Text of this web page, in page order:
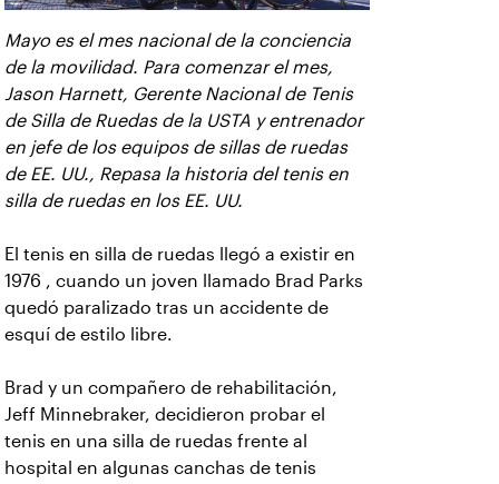
Mayo es el mes nacional de la conciencia
de la movilidad. Para comenzar el mes,
Jason Harnett, Gerente Nacional de Tenis
de Silla de Ruedas de la USTA y entrenador
en jefe de los equipos de sillas de ruedas
de EE. UU., Repasa la historia del tenis en
silla de ruedas en los EE. UU.
El tenis en silla de ruedas llegó a existir en
1976 , cuando un joven llamado Brad Parks
quedó paralizado tras un accidente de
esquí de estilo libre.
Brad y un compañero de rehabilitación,
Jeff Minnebraker, decidieron probar el
tenis en una silla de ruedas frente al
hospital en algunas canchas de tenis